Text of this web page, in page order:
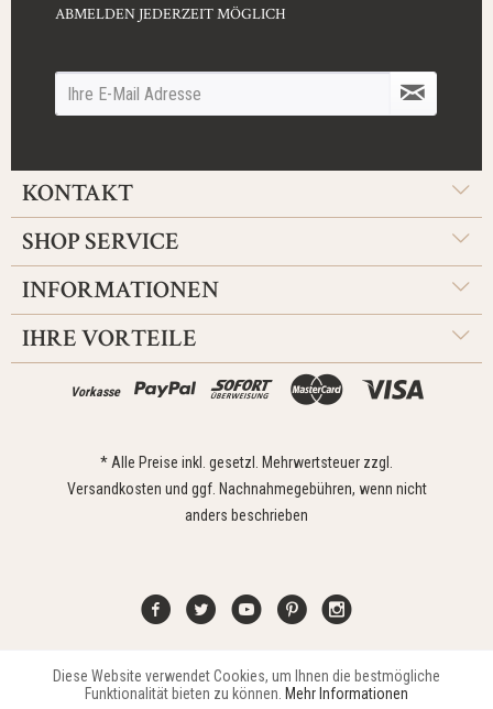
ABMELDEN JEDERZEIT MÖGLICH
KONTAKT
SHOP SERVICE
INFORMATIONEN
IHRE VORTEILE
Vorkasse
* Alle Preise inkl. gesetzl. Mehrwertsteuer zzgl.
Versandkosten und ggf. Nachnahmegebühren, wenn nicht
anders beschrieben
Kontakt Widerrufsrecht Impressum Versand Datenschutz
Funktionale Aktiv
Diese Website verwendet Cookies, um Ihnen die bestmögliche
Funktionalität bieten zu können. Mehr Informationen